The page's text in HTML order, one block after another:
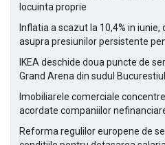
locuinta proprie
Inflatia a scazut la 10,4% in
asupra presiunilor persistente
IKEA deschide doua puncte de
Grand Arena din sudul
Imobiliarele comerciale
acordate companiilor
Reforma regulilor europene de